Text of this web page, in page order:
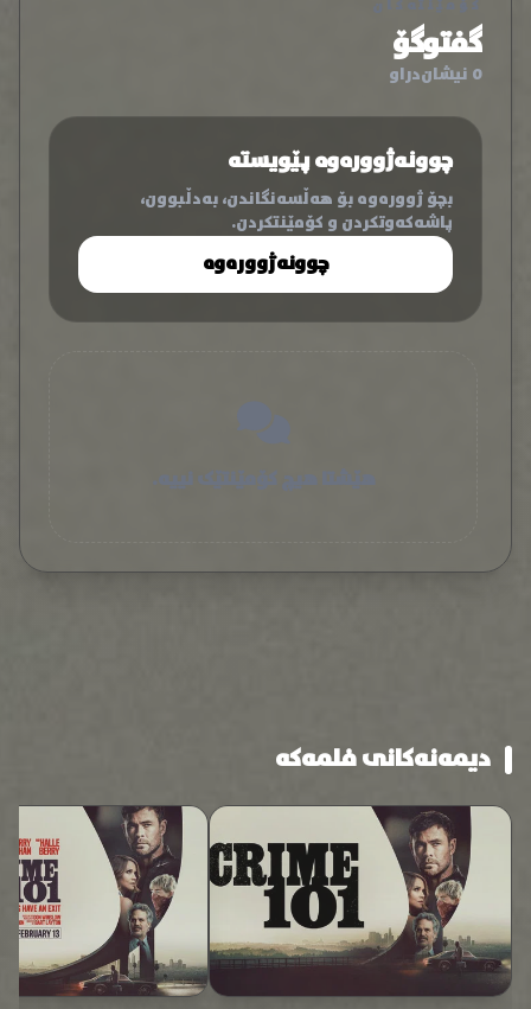
گفتوگۆ
0 نیشان‌دراو
چوونەژوورەوە پێویستە
بچۆ ژوورەوە بۆ هەڵسەنگاندن، بەدڵبوون،
پاشەکەوتکردن و کۆمێنتکردن.
چوونەژوورەوە
هێشتا هیچ کۆمێنتێک نییە.
دیمەنەکانی فلمەکە